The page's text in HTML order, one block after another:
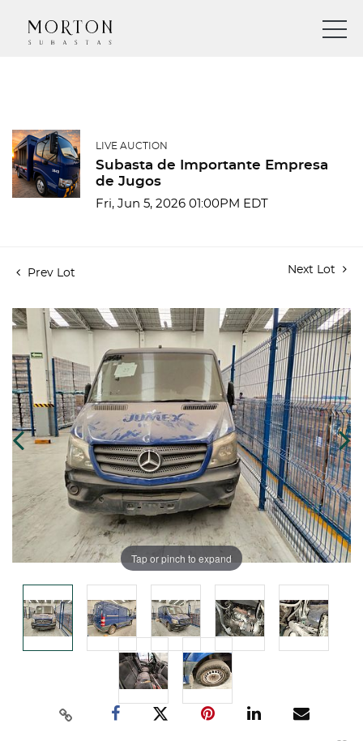
LIVE AUCTION
Subasta de Importante Empresa
de Jugos
Fri, Jun 5, 2026 01:00PM EDT
Prev Lot Next Lot
Tap or pinch to expand